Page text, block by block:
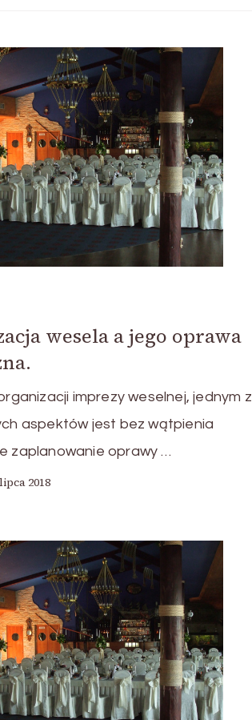
wesela a jego oprawa
imprezy weselnej, jednym z
aspektów jest bez wątpienia
zaplanowanie oprawy …
2018